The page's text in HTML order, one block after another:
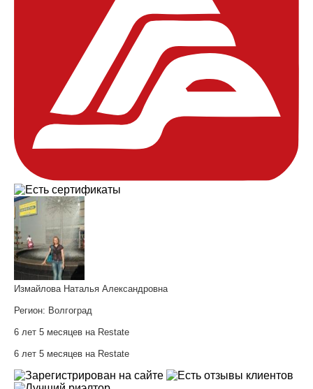
Измайлова Наталья Александровна
Регион: Волгоград
6 лет 5 месяцев на Restate
6 лет 5 месяцев на Restate